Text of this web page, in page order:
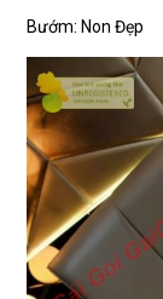
Bướm: Non Đẹp